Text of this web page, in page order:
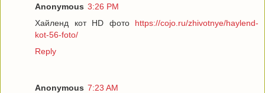
Anonymous 3:26 PM
Хайленд кот HD фото https://cojo.ru/zhivotnye/haylend-
kot-56-foto/
Reply
Anonymous 7:23 AM